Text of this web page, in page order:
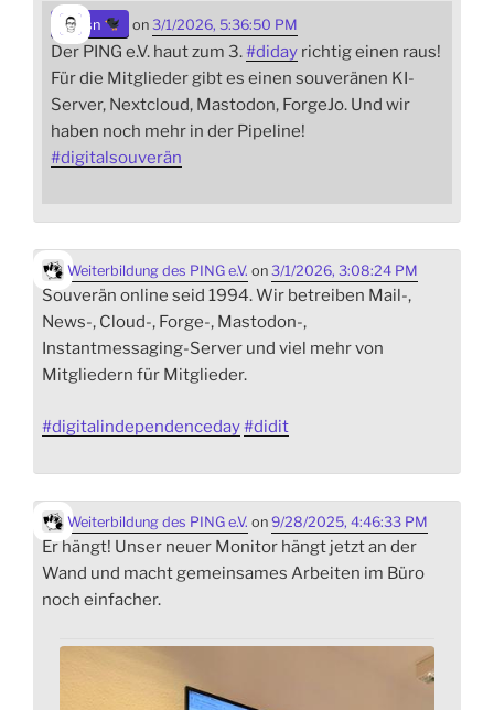
sn on 3/1/2026, 5:36:50 PM
Der PING e.V. haut zum 3.#diday richtig einen raus!
Für die Mitglieder gibt es einen souveränen KI-
Server, Nextcloud, Mastodon, ForgeJo. Und wir
haben noch mehr in der Pipeline!
#digitalsouverän
Weiterbildung des PING e.V. on 3/1/2026, 3:08:24 PM
Souverän online seid 1994. Wir betreiben Mail-,
News-, Cloud-, Forge-, Mastodon-,
Instantmessaging-Server und viel mehr von
Mitgliedern für Mitglieder.
#digitalindependenceday#didit
Weiterbildung des PING e.V. on 9/28/2025, 4:46:33 PM
Er hängt! Unser neuer Monitor hängt jetzt an der
Wand und macht gemeinsames Arbeiten im Büro
noch einfacher.